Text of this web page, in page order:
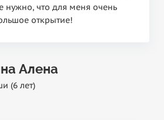
нужно, что для меня очень
открытие!
Алена
(6 лет)